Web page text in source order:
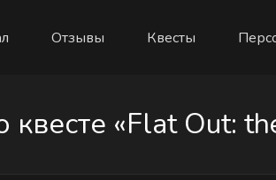
Отзывы Квесты
«Flat Out: